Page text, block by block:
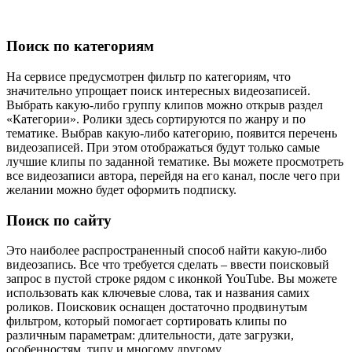
Поиск по категориям
На сервисе предусмотрен фильтр по категориям, что
значительно упрощает поиск интересных видеозаписей.
Выбрать какую-либо группу клипов можно открыв раздел
«Категории». Ролики здесь сортируются по жанру и по
тематике. Выбрав какую-либо категорию, появится перечень
видеозаписей. При этом отображаться будут только самые
лучшие клипы по заданной тематике. Вы можете просмотреть
все видеозаписи автора, перейдя на его канал, после чего при
желании можно будет оформить подписку.
Поиск по сайту
Это наиболее распространенный способ найти какую-либо
видеозапись. Все что требуется сделать – ввести поисковый
запрос в пустой строке рядом с иконкой YouTube. Вы можете
использовать как ключевые слова, так и названия самих
роликов. Поисковик оснащен достаточно продвинутым
фильтром, который помогает сортировать клипы по
различным параметрам: длительности, дате загрузки,